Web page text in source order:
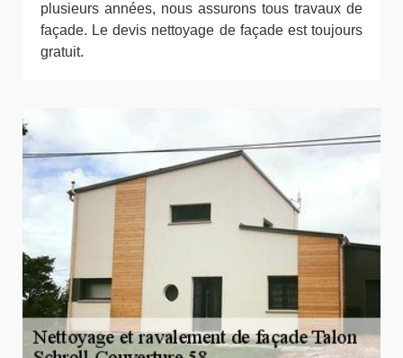
plusieurs années, nous assurons tous travaux de
façade. Le devis nettoyage de façade est toujours
gratuit.